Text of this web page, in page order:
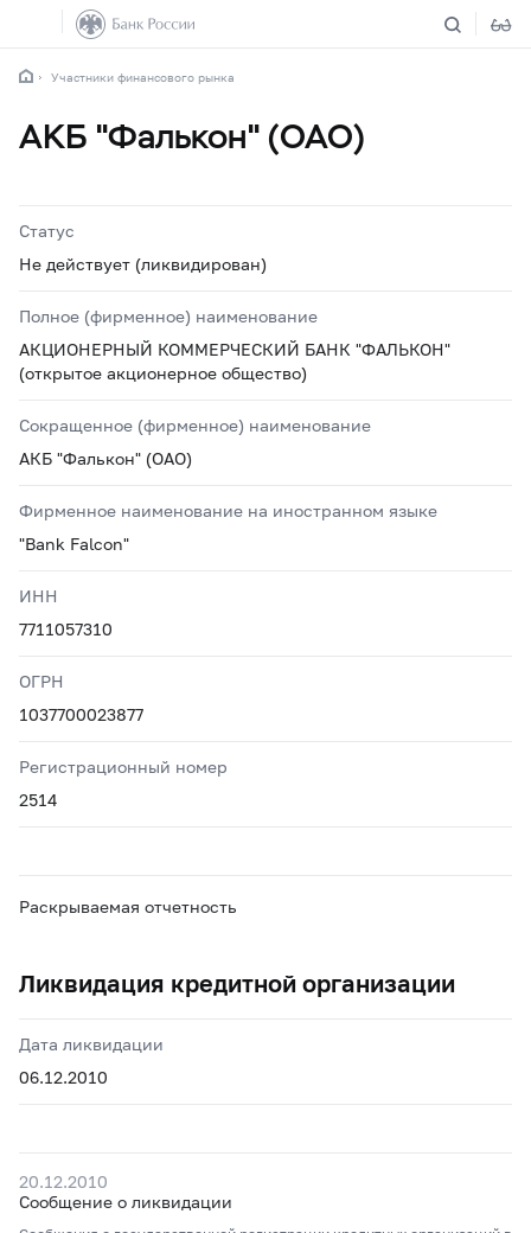
Участники финансового рынка
АКБ "Фалькон" (ОАО)
Статус
Не действует (ликвидирован)
Полное (фирменное) наименование
АКЦИОНЕРНЫЙ КОММЕРЧЕСКИЙ БАНК "ФАЛЬКОН"
(открытое акционерное общество)
Сокращенное (фирменное) наименование
АКБ "Фалькон" (ОАО)
Фирменное наименование на иностранном языке
"Bank Falcon"
ИНН
7711057310
ОГРН
1037700023877
Регистрационный номер
2514
Раскрываемая отчетность
Ликвидация кредитной организации
Дата ликвидации
06.12.2010
20.12.2010
Сообщение о ликвидации